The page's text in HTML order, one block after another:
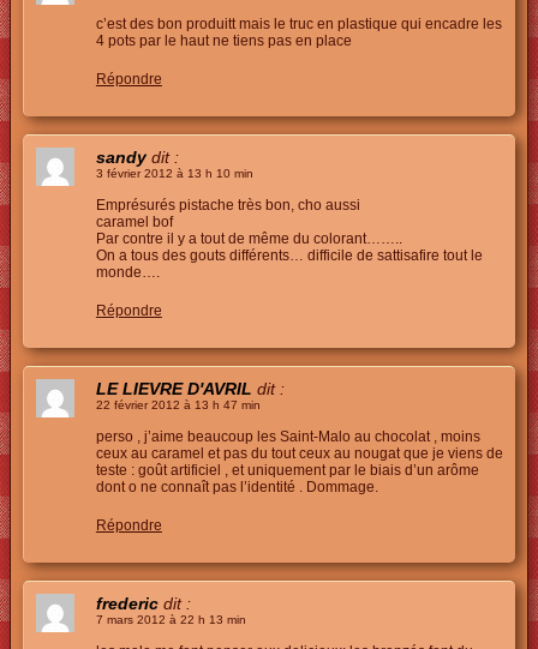
c’est des bon produitt mais le truc en plastique qui encadre les
4 pots par le haut ne tiens pas en place
Répondre
sandy dit :
3 février 2012 à 13 h 10 min
Emprésurés pistache très bon, cho aussi
caramel bof
Par contre il y a tout de même du colorant……..
On a tous des gouts différents… difficile de sattisafire tout le
monde….
Répondre
LE LIEVRE D'AVRIL dit :
22 février 2012 à 13 h 47 min
perso , j’aime beaucoup les Saint-Malo au chocolat , moins
ceux au caramel et pas du tout ceux au nougat que je viens de
teste : goût artificiel , et uniquement par le biais d’un arôme
dont o ne connaît pas l’identité . Dommage.
Répondre
frederic dit :
7 mars 2012 à 22 h 13 min